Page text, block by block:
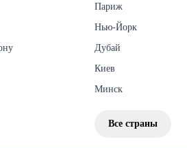
Париж
Нью-Йорк
Дубай
Киев
Минск
Все страны